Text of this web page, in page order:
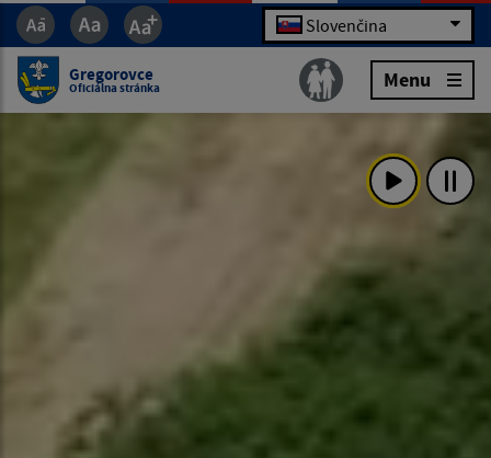
Slovenčina
Gregorovce
Oficiálna stránka Menu